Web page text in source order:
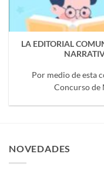
LA EDITORIAL
Por medio de esta
Concurso de
NOVEDADES